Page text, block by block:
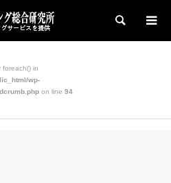
検索
foreach() in
wp-
on line 94